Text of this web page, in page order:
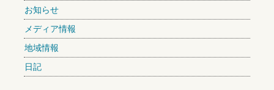
お知らせ
メディア情報
地域情報
日記